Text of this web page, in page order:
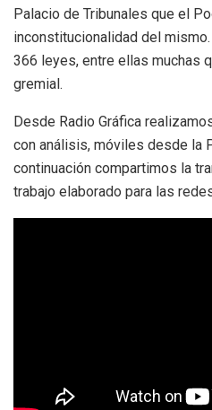
Palacio de Tribunales que el
inconstitucionalidad del
366 leyes, entre ellas muchas
gremial.
Desde Radio Gráfica
con análisis, móviles desde la
continuación compartimos la
trabajo elaborado para las